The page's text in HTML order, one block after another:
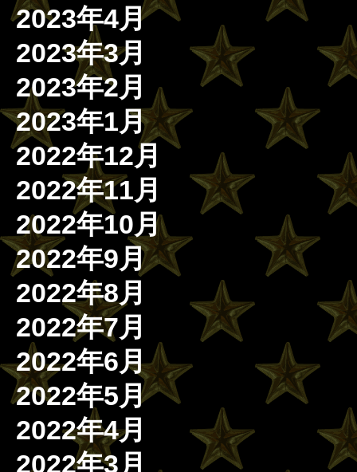
2023年4月
2023年3月
2023年2月
2023年1月
2022年12月
2022年11月
2022年10月
2022年9月
2022年8月
2022年7月
2022年6月
2022年5月
2022年4月
2022年3月